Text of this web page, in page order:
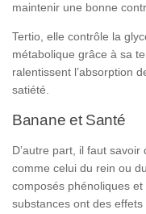
maintenir une bonne
Tertio, elle contrôle la
métabolique grâce à sa
ralentissent l’absorption
satiété.
Banane et Santé
D’autre part, il faut
comme celui du rein ou
composés phénoliques
substances ont des